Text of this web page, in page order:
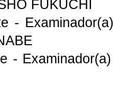
FUKUCHI
-
-